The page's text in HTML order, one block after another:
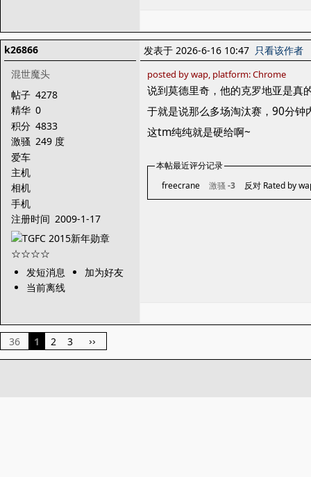
k26866
混世魔头
帖子 4278
精华 0
积分 4833
激骚 249 度
爱车
主机
相机
手机
注册时间 2009-1-17
发短消息
加为好友
当前离线
发表于 2026-6-16 10:47 只看该作者
posted by wap, platform: Chrome
说到莫德里奇，他的克罗地亚是真
于就是说那么多场淘汰赛，90分
这tm纯纯就是硬给啊~
本帖最近评分记录
freecrane
激骚 -3 反对 Rated by
36 1 2 3 ››